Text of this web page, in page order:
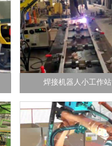
焊接机器人小工作站